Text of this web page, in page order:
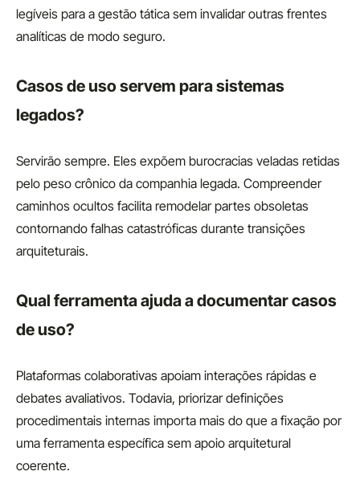
legíveis para a gestão tática sem invalidar outras frentes
analíticas de modo seguro.
Casos de uso servem para sistemas
legados?
Servirão sempre. Eles expõem burocracias veladas retidas
pelo peso crônico da companhia legada. Compreender
caminhos ocultos facilita remodelar partes obsoletas
contornando falhas catastróficas durante transições
arquiteturais.
Qual ferramenta ajuda a documentar casos
de uso?
Plataformas colaborativas apoiam interações rápidas e
debates avaliativos. Todavia, priorizar definições
procedimentais internas importa mais do que a fixação por
uma ferramenta específica sem apoio arquitetural
coerente.